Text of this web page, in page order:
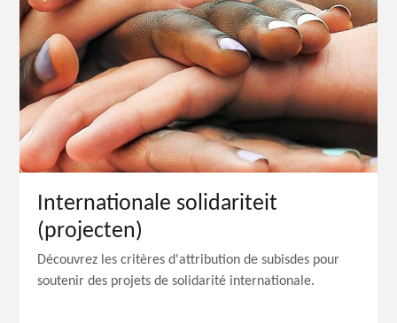
Internationale solidariteit
(projecten)
Découvrez les critères d'attribution de subisdes pour
soutenir des projets de solidarité internationale.